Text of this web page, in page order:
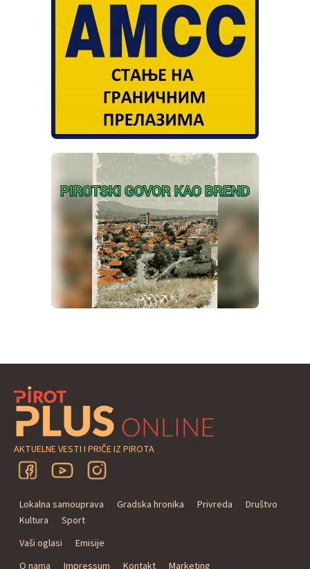
AKTUELNE VESTI I PRIČE IZ PIROTA
Lokalna samouprava Gradska hronika Privreda
Društvo
Kultura
Sport
Vaši oglasi
Emisije
O nama
Impressum Kontakt Marketing